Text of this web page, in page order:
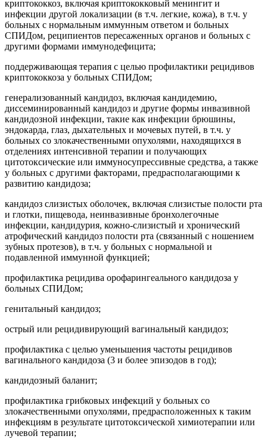
криптококкоз, включая криптококковый менингит и
инфекции другой локализации (в т.ч. легкие, кожа), в т.ч. у
больных с нормальным иммунным ответом и больных
СПИДом, реципиентов пересаженных органов и больных с
другими формами иммунодефицита;
поддерживающая терапия с целью профилактики рецидивов
криптококкоза у больных СПИДом;
генерализованный кандидоз, включая кандидемию,
диссеминированный кандидоз и другие формы инвазивной
кандидозной инфекции, такие как инфекции брюшины,
эндокарда, глаз, дыхательных и мочевых путей, в т.ч. у
больных со злокачественными опухолями, находящихся в
отделениях интенсивной терапии и получающих
цитотоксические или иммуносупрессивные средства, а также
у больных с другими факторами, предрасполагающими к
развитию кандидоза;
кандидоз слизистых оболочек, включая слизистые полости рта
и глотки, пищевода, неинвазивные бронхолегочные
инфекции, кандидурия, кожно-слизистый и хронический
атрофический кандидоз полости рта (связанный с ношением
зубных протезов), в т.ч. у больных с нормальной и
подавленной иммунной функцией;
профилактика рецидива орофарингеального кандидоза у
больных СПИДом;
генитальный кандидоз;
острый или рецидивирующий вагинальный кандидоз;
профилактика с целью уменьшения частоты рецидивов
вагинального кандидоза (3 и более эпизодов в год);
кандидозный баланит;
профилактика грибковых инфекций у больных со
злокачественными опухолями, предрасположенных к таким
инфекциям в результате цитотоксической химиотерапии или
лучевой терапии;